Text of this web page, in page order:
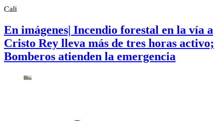
Cali
En imágenes| Incendio forestal en la vía a
Cristo Rey lleva más de tres horas activo;
Bomberos atienden la emergencia